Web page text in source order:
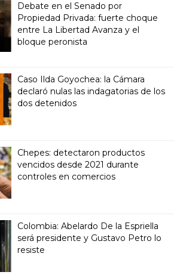
Debate en el Senado por
Propiedad Privada: fuerte choque
entre La Libertad Avanza y el
bloque peronista
Caso Ilda Goyochea: la Cámara
declaró nulas las indagatorias de los
dos detenidos
Chepes: detectaron productos
vencidos desde 2021 durante
controles en comercios
Colombia: Abelardo De la Espriella
será presidente y Gustavo Petro lo
resiste